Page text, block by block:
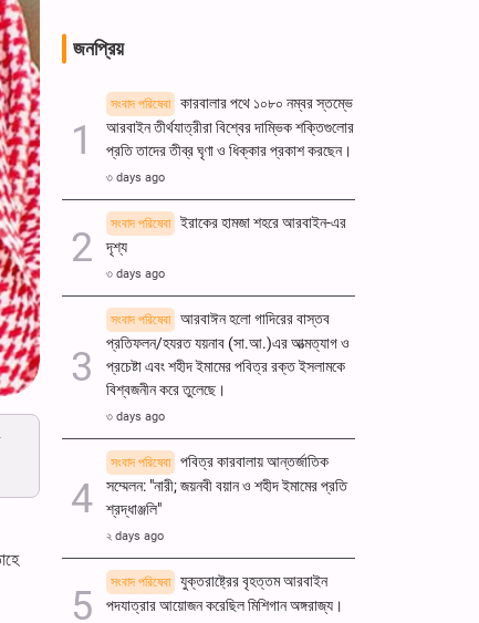
জনপ্রিয়
সংবাদ পরিষেবা
কারবালার পথে ১০৮০ নম্বর স্তম্ভে
আরবাইন তীর্থযাত্রীরা বিশ্বের দাম্ভিক শক্তিগুলোর
প্রতি তাদের তীব্র ঘৃণা ও ধিক্কার প্রকাশ করছেন।
৩ days ago
সংবাদ পরিষেবা
ইরাকের হামজা শহরে আরবাইন-এর
দৃশ্য
৩ days ago
সংবাদ পরিষেবা
আরবাঈন হলো গাদিরের বাস্তব
প্রতিফলন/হযরত যয়নাব (সা.আ.)এর আত্মত্যাগ ও
প্রচেষ্টা এবং শহীদ ইমামের পবিত্র রক্ত ​​ইসলামকে
বিশ্বজনীন করে তুলেছে।
৩ days ago
সংবাদ পরিষেবা
পবিত্র কারবালায় আন্তর্জাতিক
সম্মেলন: "নারী; জয়নবী বয়ান ও শহীদ ইমামের প্রতি
শ্রদ্ধাঞ্জলি"
২ days ago
সংবাদ পরিষেবা
যুক্তরাষ্ট্রের বৃহত্তম আরবাইন
পদযাত্রার আয়োজন করেছিল মিশিগান অঙ্গরাজ্য।